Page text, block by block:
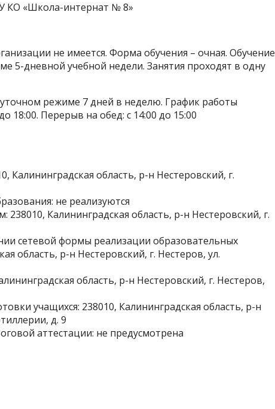
КО «Школа-интернат № 8»
не имеется. Форма обучения – очная. Обучение
5-дневной учебной недели. Занятия проходят в одну
режиме 7 дней в неделю. График работы
18:00. Перерыв на обед: с 14:00 до 15:00
область, р-н Нестеровский, г.
не реализуются
Калининградская область, р-н Нестеровский, г.
сетевой формы реализации образовательных
область, р-н Нестеровский, г. Нестеров, ул.
область, р-н Нестеровский, г. Нестеров,
учащихся: 238010, Калининградская область, р-н
д. 9
аттестации: не предусмотрена